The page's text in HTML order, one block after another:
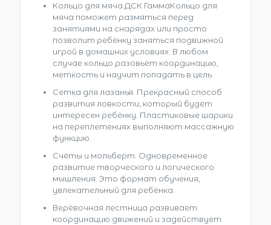
Кольцо для мяча ДСК ГаммаКольцо для
мяча поможет размяться перед
занятиями на снарядах или просто
позволит ребёнку заняться подвижной
игрой в домашних условиях. В любом
случае кольцо разовьёт координацию,
меткость и научит попадать в цель.
Сетка для лазанья. Прекрасный способ
развития ловкости, который будет
интересен ребёнку. Пластиковые шарики
на переплетениях выполняют массажную
функцию.
Счёты и мольберт. Одновременное
развитие творческого и логического
мышления. Это формат обучения,
увлекательный для ребёнка.
Верёвочная лестница развивает
координацию движений и задействует